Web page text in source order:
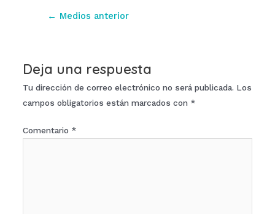
Navegación
← Medios anterior
Deja una respuesta
Tu dirección de correo electrónico no será publicada. Los
campos obligatorios están marcados con *
Comentario *